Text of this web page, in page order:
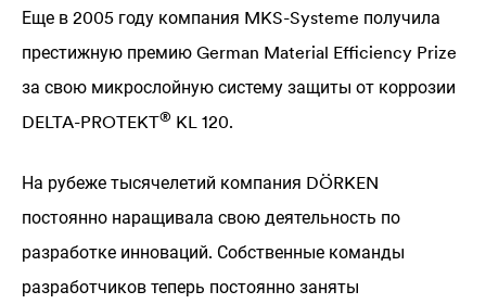
Еще в 2005 году компания MKS-Systeme получила
престижную премию German Material Efficiency Prize
за свою микрослойную систему защиты от коррозии
DELTA-PROTEKT® KL 120.
На рубеже тысячелетий компания DÖRKEN
постоянно наращивала свою деятельность по
разработке инноваций. Собственные команды
разработчиков теперь постоянно заняты